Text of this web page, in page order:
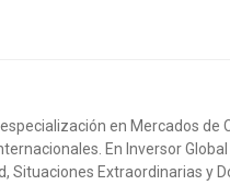
en Mercados de
En Inversor
Situaciones Extraordinarias y